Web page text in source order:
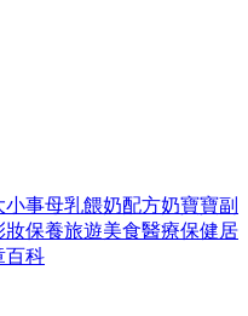
小事母乳餵奶配方奶寶寶副
妝保養旅遊美食醫療保健居
百科